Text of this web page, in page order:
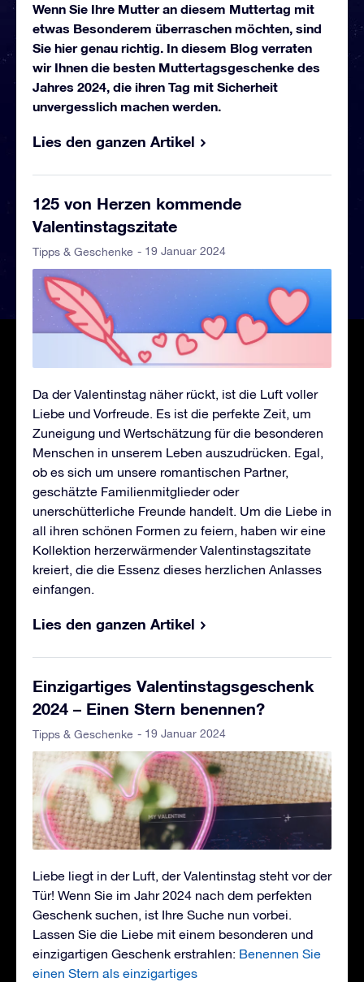
Wenn Sie Ihre Mutter an diesem Muttertag mit
etwas Besonderem überraschen möchten, sind
Sie hier genau richtig. In diesem Blog verraten
wir Ihnen die besten Muttertagsgeschenke des
Jahres 2024, die ihren Tag mit Sicherheit
unvergesslich machen werden.
Lies den ganzen Artikel
125 von Herzen kommende
Valentinstagszitate
Tipps & Geschenke - 19 Januar 2024
Da der Valentinstag näher rückt, ist die Luft voller
Liebe und Vorfreude. Es ist die perfekte Zeit, um
Zuneigung und Wertschätzung für die besonderen
Menschen in unserem Leben auszudrücken. Egal,
ob es sich um unsere romantischen Partner,
geschätzte Familienmitglieder oder
unerschütterliche Freunde handelt. Um die Liebe in
all ihren schönen Formen zu feiern, haben wir eine
Kollektion herzerwärmender Valentinstagszitate
kreiert, die die Essenz dieses herzlichen Anlasses
einfangen.
Lies den ganzen Artikel
Einzigartiges Valentinstagsgeschenk
2024 – Einen Stern benennen?
Tipps & Geschenke - 19 Januar 2024
Liebe liegt in der Luft, der Valentinstag steht vor der
Tür! Wenn Sie im Jahr 2024 nach dem perfekten
Geschenk suchen, ist Ihre Suche nun vorbei.
Lassen Sie die Liebe mit einem besonderen und
einzigartigen Geschenk erstrahlen: Benennen Sie
einen Stern als einzigartiges